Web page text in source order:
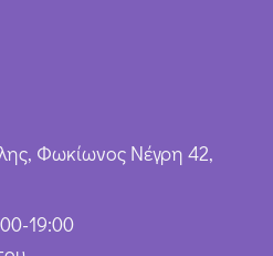
Φωκίωνος Νέγρη 42,
19:00